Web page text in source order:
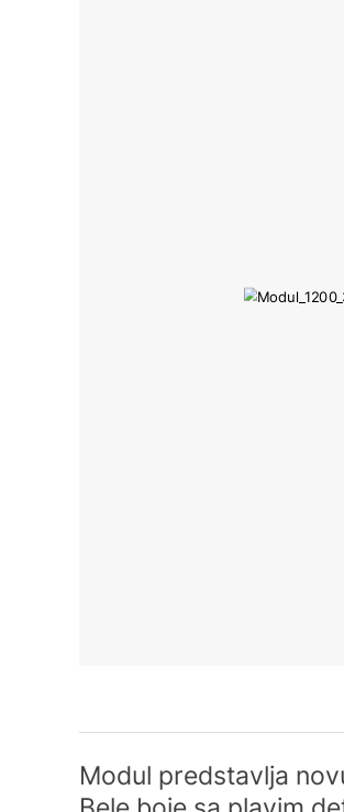
Modul predstavlja